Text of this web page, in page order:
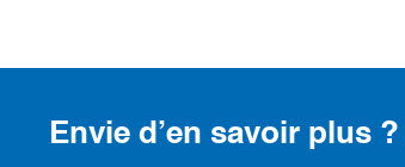
Envie d’en savoir plus